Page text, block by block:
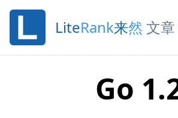
LiteRank来然 文章
Go